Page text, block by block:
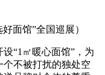
面馆”全国巡展）
“1㎡暖心面馆”，为
不被打扰的独处空